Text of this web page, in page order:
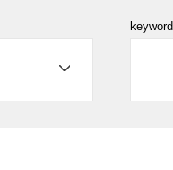
keyword